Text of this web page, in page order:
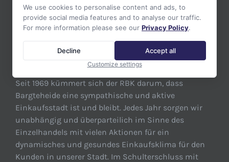
ÜBER DEN RING BARGTEHEIDER KAUFLEUTE
E.V.
Herzlich willkommen auf der neuen Webseite des
RBK – Ring Bargteheider Kaufleute.
Seit 1969 kümmert sich der RBK darum, dass
Bargteheide eine sympathische und aktive
Einkaufsstadt ist und bleibt. Jedes Jahr sorgen wir
unabhängig und überparteilich im Sinne des
Einzelhandels mit vielen Aktionen für ein
dynamisches und gesundes Einkaufsklima für den
Kunden in unserer Stadt. Im Schulterschluss mit
We use cookies to personalise content and ads, to
provide social media features and to analyse our traffic.
For more information please see our Privacy Policy.
Accept all
Decline
Customize settings